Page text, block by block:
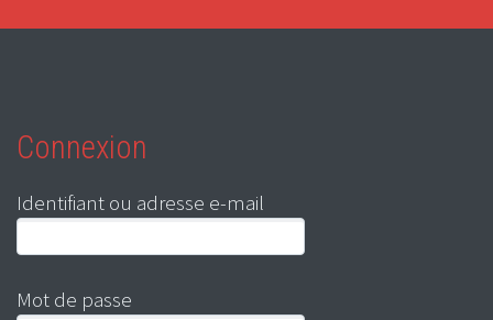
Connexion
Identifiant ou adresse e-mail
Mot de passe